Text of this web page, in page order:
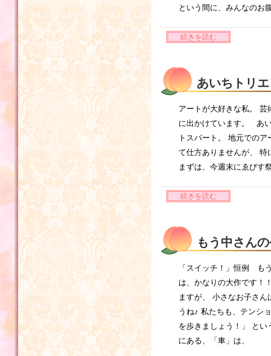
という間に、みんなのお
続きを読む
あいちトリ
アートが大好きな私。
に出かけています。 あ
トスパート。 地元での
て仕方ありませんが、
まずは、今週末にゑび
続きを読む
もう中さん
「スイッチ！」恒例 も
は、かなりの大作です
ますが、 小さなお子さ
うね♪ 私たちも、テンシ
を歩きましょう！」 と
にある、「車」は、